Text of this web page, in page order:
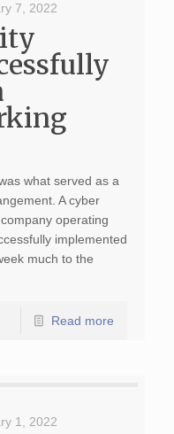
7, 2022
what served as a
A cyber
operating
implemented
much to the
Read more
1, 2022